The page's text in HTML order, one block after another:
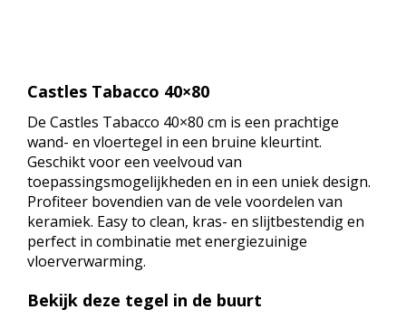
Castles Tabacco 40×80
De Castles Tabacco 40×80 cm is een prachtige
wand- en vloertegel in een bruine kleurtint.
Geschikt voor een veelvoud van
toepassingsmogelijkheden en in een uniek design.
Profiteer bovendien van de vele voordelen van
keramiek. Easy to clean, kras- en slijtbestendig en
perfect in combinatie met energiezuinige
vloerverwarming.
Bekijk deze tegel in de buurt